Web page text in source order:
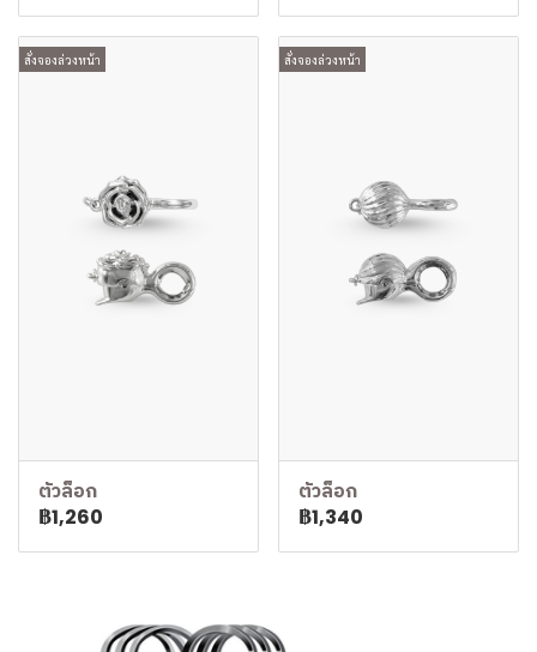
สั่งจองล่วงหน้า
ตัวล็อก
฿1,260
สั่งจองล่วงหน้า
ตัวล็อก
฿1,340